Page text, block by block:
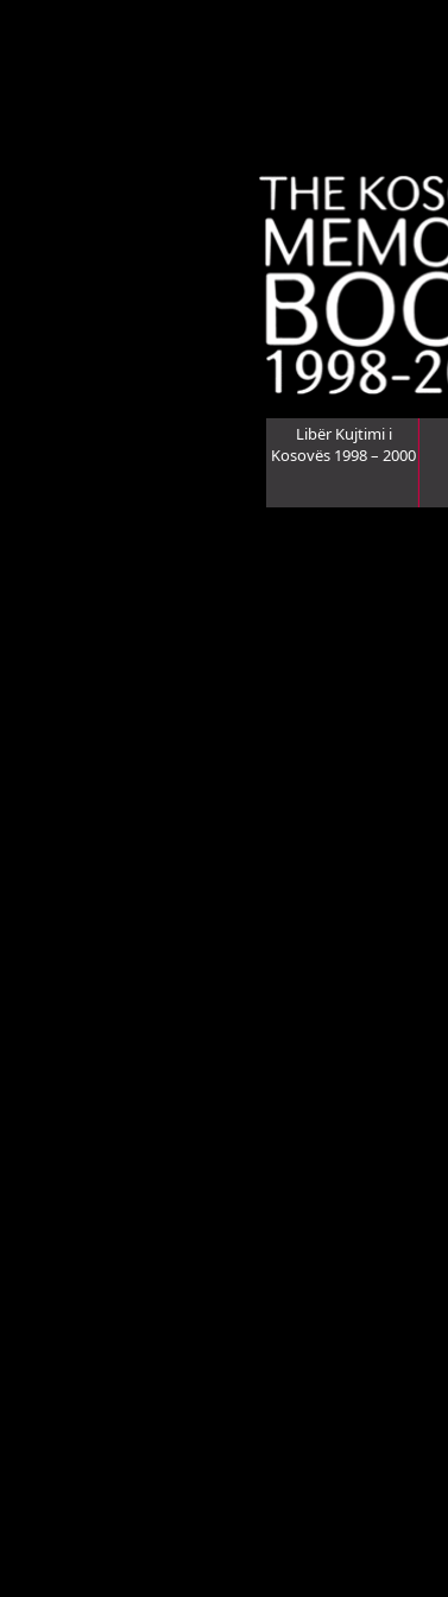
Libër Kujtimi i
Kosovës 1998 – 2000